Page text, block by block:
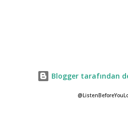
Blogger tarafından